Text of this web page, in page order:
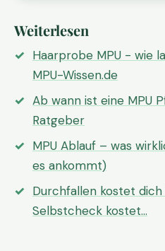
Weiterlesen
Haarprobe MPU - wie
MPU-Wissen.de
Ab wann ist eine MPU
Ratgeber
MPU Ablauf – was
es ankommt)
Durchfallen kostet dich
Selbstcheck kostet…